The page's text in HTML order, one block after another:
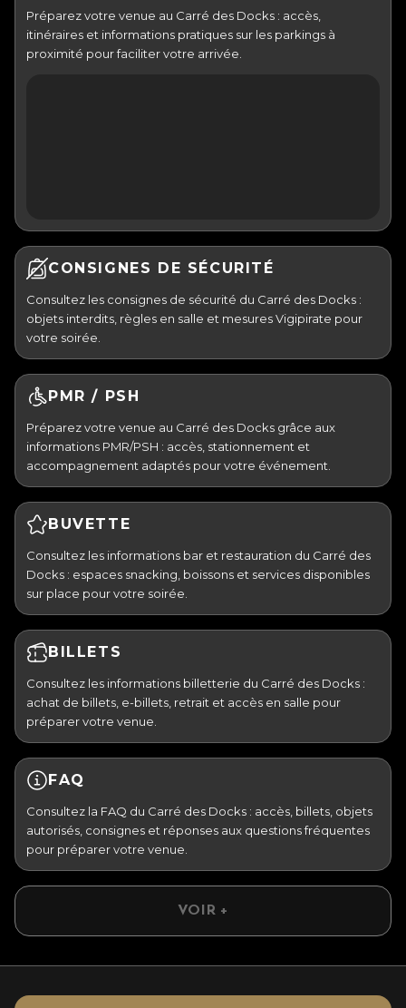
Préparez votre venue au Carré des Docks : accès,
itinéraires et informations pratiques sur les parkings à
proximité pour faciliter votre arrivée.
CONSIGNES DE SÉCURITÉ
Consultez les consignes de sécurité du Carré des Docks :
objets interdits, règles en salle et mesures Vigipirate pour
votre soirée.
PMR / PSH
Préparez votre venue au Carré des Docks grâce aux
informations PMR/PSH : accès, stationnement et
accompagnement adaptés pour votre événement.
BUVETTE
Consultez les informations bar et restauration du Carré des
Docks : espaces snacking, boissons et services disponibles
sur place pour votre soirée.
BILLETS
Consultez les informations billetterie du Carré des Docks :
achat de billets, e-billets, retrait et accès en salle pour
préparer votre venue.
FAQ
Consultez la FAQ du Carré des Docks : accès, billets, objets
autorisés, consignes et réponses aux questions fréquentes
pour préparer votre venue.
VOIR +